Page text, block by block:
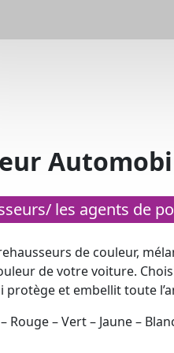
les agents de
de couleur,
de votre voiture.
protège et embellit toute
Rouge – Vert – Jaune –